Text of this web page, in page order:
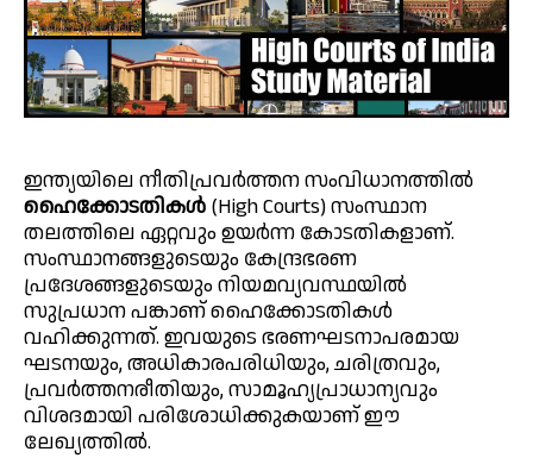
ഇന്ത്യയിലെ നീതിപ്രവർത്തന സംവിധാനത്തിൽ
ഹൈക്കോടതികൾ (High Courts) സംസ്ഥാന
തലത്തിലെ ഏറ്റവും ഉയർന്ന കോടതികളാണ്.
സംസ്ഥാനങ്ങളുടെയും കേന്ദ്രഭരണ
പ്രദേശങ്ങളുടെയും നിയമവ്യവസ്ഥയിൽ
സുപ്രധാന പങ്കാണ് ഹൈക്കോടതികൾ
വഹിക്കുന്നത്. ഇവയുടെ ഭരണഘടനാപരമായ
ഘടനയും, അധികാരപരിധിയും, ചരിത്രവും,
പ്രവർത്തനരീതിയും, സാമൂഹ്യപ്രാധാന്യവും
വിശദമായി പരിശോധിക്കുകയാണ് ഈ
ലേഖ്യത്തിൽ.